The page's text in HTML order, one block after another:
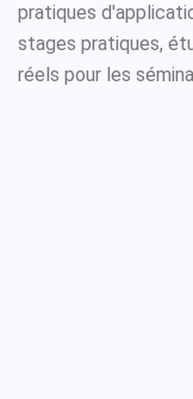
pratiques
stages pratiques,
réels pour les